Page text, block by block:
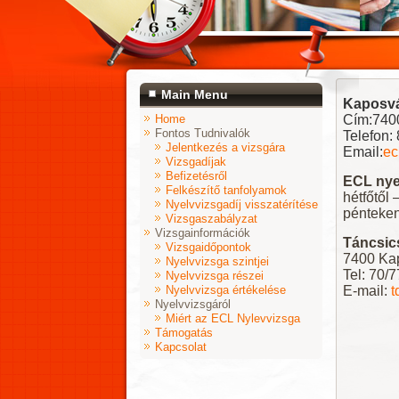
Main Menu
Home
Fontos Tudnivalók
Jelentkezés a vizsgára
Vizsgadíjak
Befizetésről
Felkészítő tanfolyamok
Nyelvvizsgadíj visszatérítése
Vizsgaszabályzat
Vizsgainformációk
Vizsgaidőpontok
Nyelvvizsga szintjei
Nyelvvizsga részei
Nyelvvizsga értékelése
Nyelvvizsgáról
Miért az ECL Nylevvizsga
Támogatás
Kapcsolat
Cím:
Telefon:
Email:
ECL
hétfőtől
7400
Tel: 70/
E-mail: